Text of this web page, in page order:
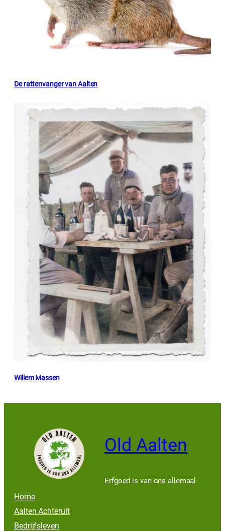
De rattenvanger van Aalten
Willem Massen
Old Aalten
Erfgoed is van ons allemaal
Home
Aalten Achteruit
Bedrijfsleven